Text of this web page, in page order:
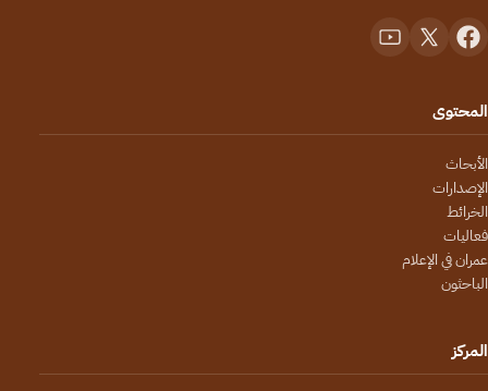
المحتوى
الأبحاث
الإصدارات
الخرائط
فعاليات
عمران في الإعلام
الباحثون
المركز